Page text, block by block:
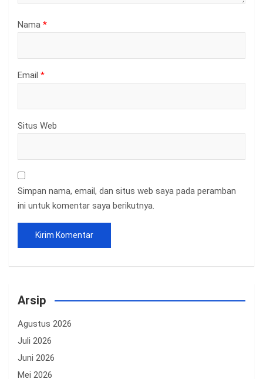
Nama *
Email *
Situs Web
Simpan nama, email, dan situs web saya pada peramban
ini untuk komentar saya berikutnya.
Arsip
Agustus 2026
Juli 2026
Juni 2026
Mei 2026